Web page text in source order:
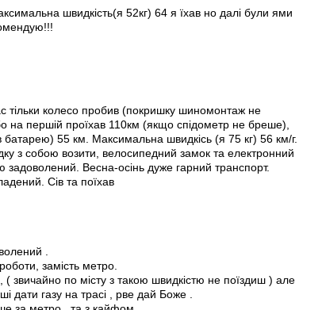
швидкість(я 52кг) 64 я їхав но далі були ями
тільки колесо пробив (покришку шиномонтаж не
на першій проїхав 110км (якщо спідометр не бреше),
батарею) 55 км. Максимальна швидкісь (я 75 кг) 56 км/г.
з собою возити, велосипедний замок та електронний
Весна-осінь дуже гарний транспорт.
Сів та поїхав
.
замість метро.
звичайно по місту з такою швидкістю не поїздиш ) але
дати газу на трасі , рве дай Боже .